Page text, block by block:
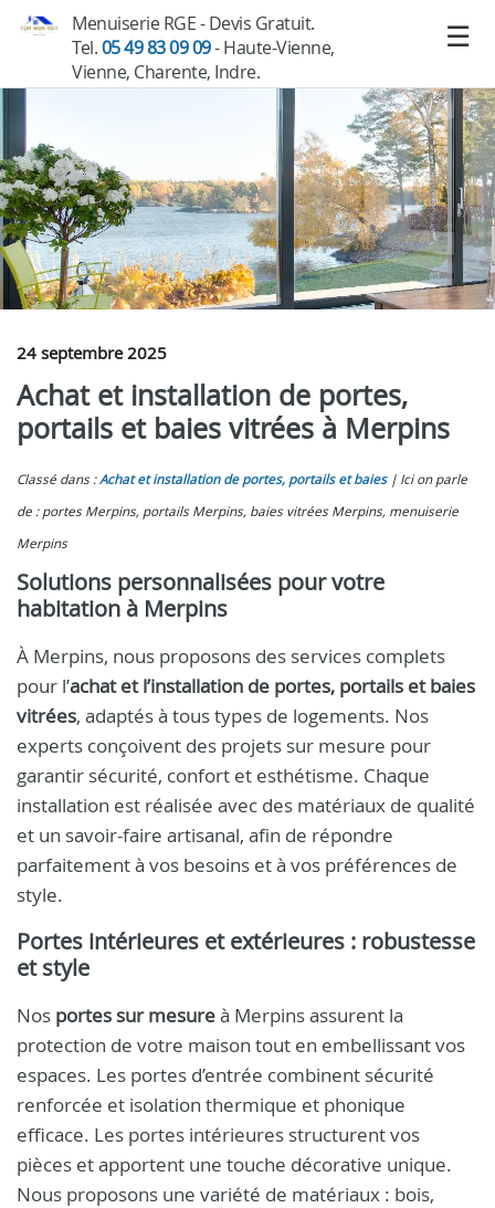
Menuiserie RGE - Devis Gratuit.
Tel.05 49 83 09 09- Haute-Vienne,
Vienne, Charente, Indre.
24 septembre 2025
Achat et installation de portes,
portails et baies vitrées à Merpins
Classé dans :Achat et installation de portes, portails et baies
Ici on parle
de : portes Merpins, portails Merpins, baies vitrées Merpins, menuiserie
Merpins
Solutions personnalisées pour votre
habitation à Merpins
À Merpins, nous proposons des services complets
pour l’achat et l’installation de portes, portails et baies
vitrées, adaptés à tous types de logements. Nos
experts conçoivent des projets sur mesure pour
garantir sécurité, confort et esthétisme. Chaque
installation est réalisée avec des matériaux de qualité
et un savoir-faire artisanal, afin de répondre
parfaitement à vos besoins et à vos préférences de
style.
Portes intérieures et extérieures : robustesse
et style
Nos portes sur mesureà Merpins assurent la
protection de votre maison tout en embellissant vos
espaces. Les portes d’entrée combinent sécurité
renforcée et isolation thermique et phonique
efficace. Les portes intérieures structurent vos
pièces et apportent une touche décorative unique.
Nous proposons une variété de matériaux : bois,